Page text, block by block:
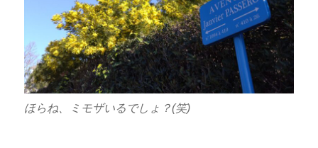
ほらね、ミモザいるでしょ？(笑)